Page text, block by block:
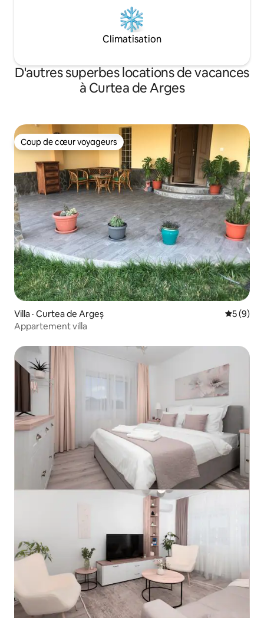
Climatisation
D'autres superbes locations de vacances
à Curtea de Arges
Coup de cœur voyageurs
Coup de cœur voyageurs
Villa · Curtea de Argeș Note
5 (9)
Appartement villa